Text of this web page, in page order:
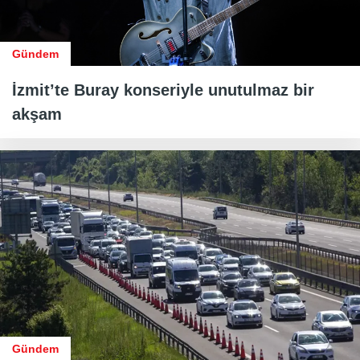
Gündem
İzmit’te Buray konseriyle unutulmaz bir
akşam
Gündem